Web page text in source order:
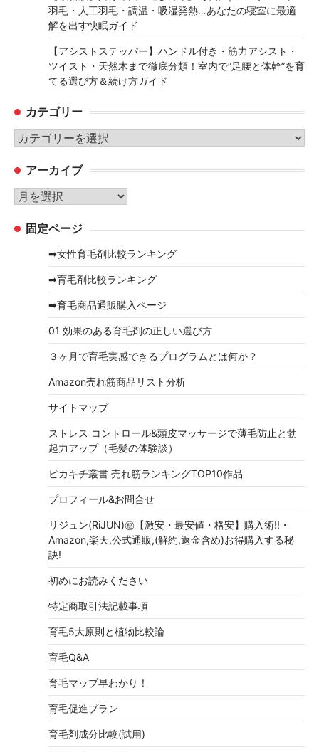
羽毛・人工羽毛・調温・吸湿発熱…あなたの寝室に最適
解を出す快眠ガイド
【アシストステッパー】ハンドル付き・筋力アシスト・
ツイスト・天然木まで徹底分類！室内で“足腰と体幹”を育
てる選び方＆続け方ガイド
カテゴリー
カ
ゴ
リ
ー
アーカイブ
ア
カ 固定ページ
➡女性育毛剤比較ランキング
➡育毛剤比較ランキング
➡育毛商品通販購入ページ
01 効果のある育毛剤の正しい選び方
３ヶ月で育毛実感できるプログラムとは何か？
Amazon売れ筋商品リスト分析
サイトマップ
ストレス コントロール&頭皮マッサージで薄毛防止と勃
起力アップ（毛髪の体験談）
ピカキチ叢書 売れ筋ランキングTOP10作品
プロフィール&お問合せ
リジュン(RiJUN)㊙【激安・最安値・格安】購入術!!・
Amazon,楽天,公式通販,(解約,返金含め)お得購入する秘
訣!
初めにお読みください
特定商取引法記載事項
育毛5大原則と植物比較論
育毛Q&A
育毛マップ早わかり！
育毛促進プラン
育毛剤成分比較(試用)